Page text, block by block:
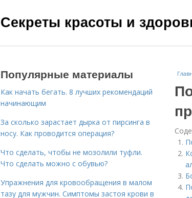
Секреты красоты и
Популярные материалы
Как начать бегать. 8 лучших рекомендаций
начинающим
За сколько зарастает дырка от пирсинга в
носу. Как проводится операция?
Что сделать, чтобы не мозолили туфли.
Что сделать можно с обувью?
Упражнения для кровообращения в малом
тазу для мужчин. Симптомы застоя крови в